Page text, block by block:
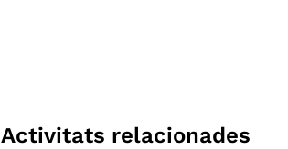
Activitats relacionades